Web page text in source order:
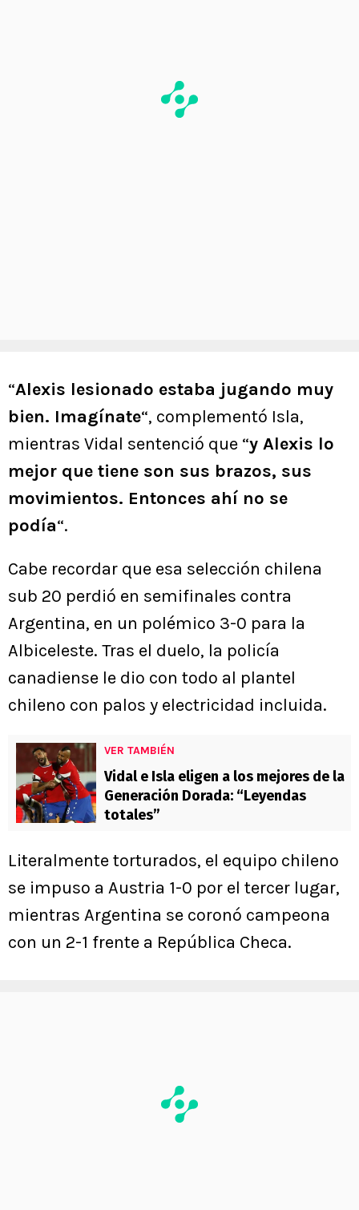
“Alexis lesionado estaba jugando muy
bien. Imagínate“, complementó Isla,
mientras Vidal sentenció que “y Alexis lo
mejor que tiene son sus brazos, sus
movimientos. Entonces ahí no se
podía“.
Cabe recordar que esa selección chilena
sub 20 perdió en semifinales contra
Argentina, en un polémico 3-0 para la
Albiceleste. Tras el duelo, la policía
canadiense le dio con todo al plantel
chileno con palos y electricidad incluida.
VER TAMBIÉN
Vidal e Isla eligen a los mejores de la
Generación Dorada: “Leyendas
totales”
Literalmente torturados, el equipo chileno
se impuso a Austria 1-0 por el tercer lugar,
mientras Argentina se coronó campeona
con un 2-1 frente a República Checa.